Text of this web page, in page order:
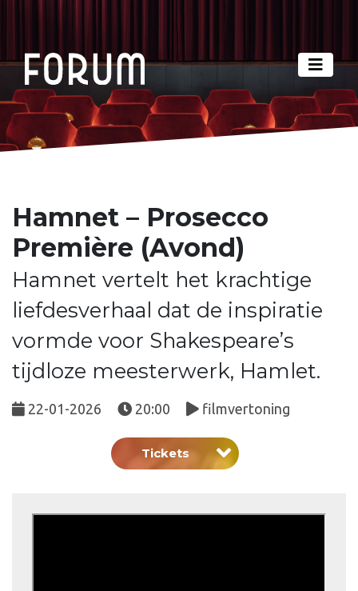
Hamnet – Prosecco
Première (Avond)
Hamnet vertelt het krachtige
liefdesverhaal dat de inspiratie
vormde voor Shakespeare’s
tijdloze meesterwerk, Hamlet.
22-01-2026 20:00 filmvertoning
Tickets